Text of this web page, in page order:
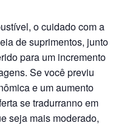
o cuidado com a
de suprimentos, junto
para um incremento
Se você previu
e um aumento
se tradurranno em
seja mais moderado,